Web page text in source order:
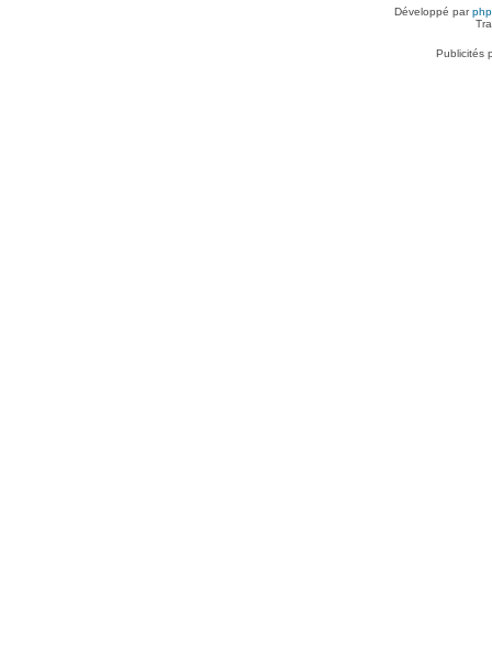
Développé par
Publicités